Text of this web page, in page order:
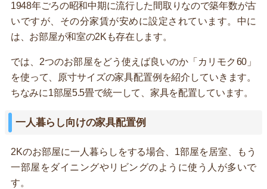
1948年ごろの昭和中期に流行した間取りなので築年数が古
いですが、その分家賃が安めに設定されています。中に
は、お部屋が和室の2Kも存在します。
では、2つのお部屋をどう使えば良いのか「カリモク60」
を使って、原寸サイズの家具配置例を紹介していきます。
ちなみに1部屋5.5畳で統一して、家具を配置しています。
一人暮らし向けの家具配置例
2Kのお部屋に一人暮らしをする場合、1部屋を居室、もう
一部屋をダイニングやリビングのように使う人が多いで
す。